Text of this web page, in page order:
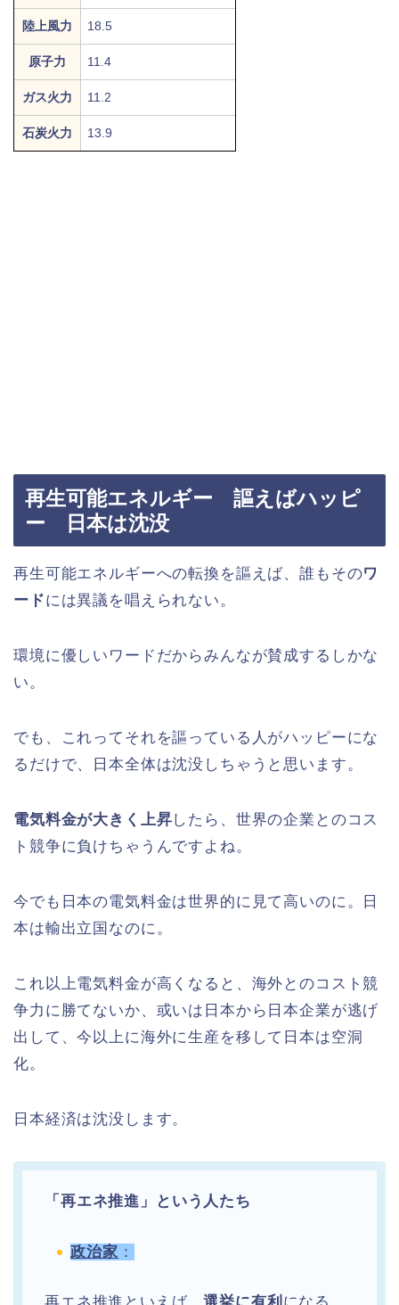
陸上風力 18.5
原子力 11.4
ガス火力 11.2
石炭火力 13.9
再生可能エネルギー 謳えばハッピ
ー 日本は沈没
再生可能エネルギーへの転換を謳えば、誰もそのワ
ードには異議を唱えられない。
環境に優しいワードだからみんなが賛成するしかな
い。
でも、これってそれを謳っている人がハッピーにな
るだけで、日本全体は沈没しちゃうと思います。
電気料金が大きく上昇したら、世界の企業とのコス
ト競争に負けちゃうんですよね。
今でも日本の電気料金は世界的に見て高いのに。日
本は輸出立国なのに。
これ以上電気料金が高くなると、海外とのコスト競
争力に勝てないか、或いは日本から日本企業が逃げ
出して、今以上に海外に生産を移して日本は空洞
化。
日本経済は沈没します。
「再エネ推進」という人たち
政治家 ：